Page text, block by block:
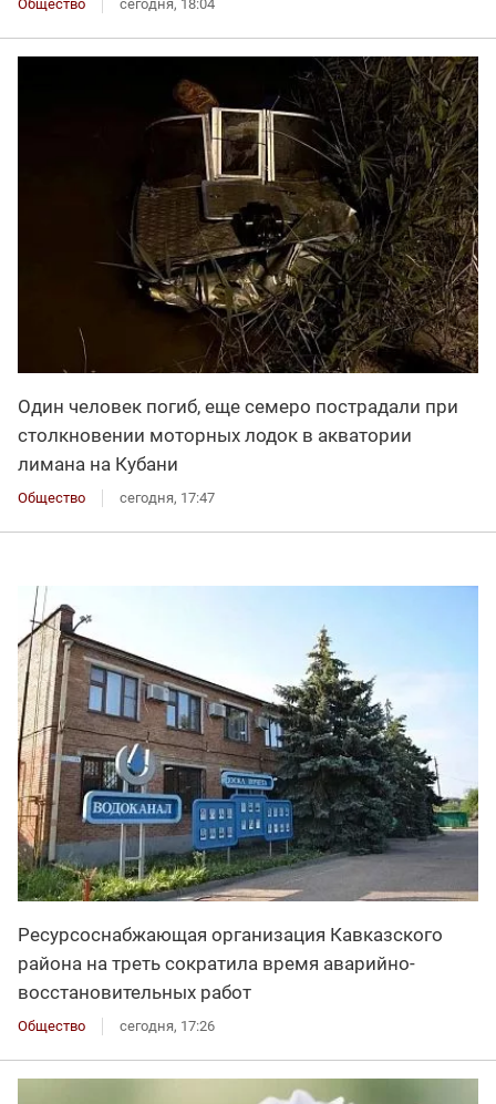
Общество сегодня, 18:04
Один человек погиб, еще семеро пострадали при
столкновении моторных лодок в акватории
лимана на Кубани
Общество сегодня, 17:47
Ресурсоснабжающая организация Кавказского
района на треть сократила время аварийно-
восстановительных работ
Общество сегодня, 17:26